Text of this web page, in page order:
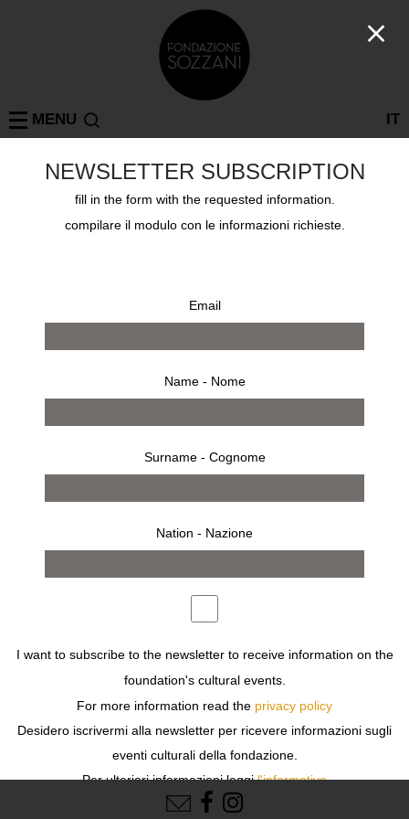
IT
MENU
ACT N°1
fanpage.it
FOLLOW US
NEWSLETTER SUBSCRIPTION
fill in the form with the requested information.
compilare il modulo con le informazioni richieste.
Email
Name - Nome
Surname - Cognome
Nation - Nazione
I want to subscribe to the newsletter to receive information on the
foundation's cultural events.
For more information read the privacy policy
Desidero iscrivermi alla newsletter per ricevere informazioni sugli
eventi culturali della fondazione.
Per ulteriori informazioni leggil'informativa